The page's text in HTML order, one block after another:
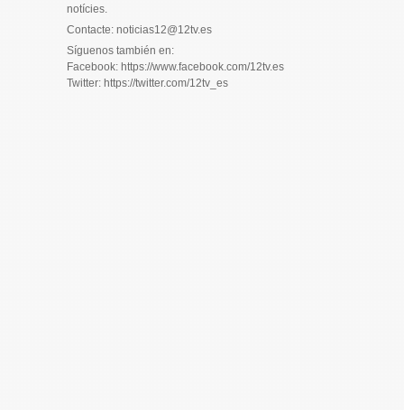
notícies.
Contacte: noticias12@12tv.es
Síguenos también en:
Facebook: https://www.facebook.com/12tv.es
Twitter: https://twitter.com/12tv_es